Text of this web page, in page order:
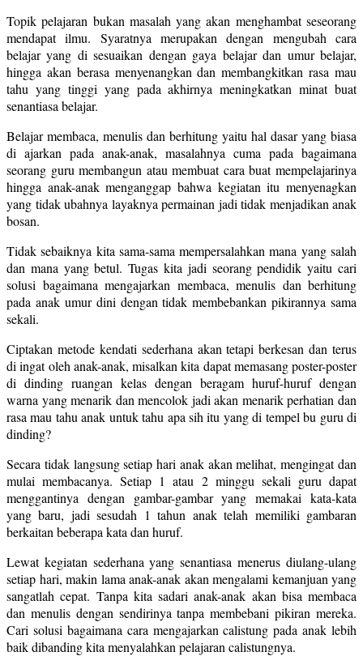
Topik pelajaran bukan masalah yang akan menghambat seseorang
mendapat ilmu. Syaratnya merupakan dengan mengubah cara
belajar yang di sesuaikan dengan gaya belajar dan umur belajar,
hingga akan berasa menyenangkan dan membangkitkan rasa mau
tahu yang tinggi yang pada akhirnya meningkatkan minat buat
senantiasa belajar.
Belajar membaca, menulis dan berhitung yaitu hal dasar yang biasa
di ajarkan pada anak-anak, masalahnya cuma pada bagaimana
seorang guru membangun atau membuat cara buat mempelajarinya
hingga anak-anak menganggap bahwa kegiatan itu menyenagkan
yang tidak ubahnya layaknya permainan jadi tidak menjadikan anak
bosan.
Tidak sebaiknya kita sama-sama mempersalahkan mana yang salah
dan mana yang betul. Tugas kita jadi seorang pendidik yaitu cari
solusi bagaimana mengajarkan membaca, menulis dan berhitung
pada anak umur dini dengan tidak membebankan pikirannya sama
sekali.
Ciptakan metode kendati sederhana akan tetapi berkesan dan terus
di ingat oleh anak-anak, misalkan kita dapat memasang poster-poster
di dinding ruangan kelas dengan beragam huruf-huruf dengan
warna yang menarik dan mencolok jadi akan menarik perhatian dan
rasa mau tahu anak untuk tahu apa sih itu yang di tempel bu guru di
dinding?
Secara tidak langsung setiap hari anak akan melihat, mengingat dan
mulai membacanya. Setiap 1 atau 2 minggu sekali guru dapat
menggantinya dengan gambar-gambar yang memakai kata-kata
yang baru, jadi sesudah 1 tahun anak telah memiliki gambaran
berkaitan beberapa kata dan huruf.
Lewat kegiatan sederhana yang senantiasa menerus diulang-ulang
setiap hari, makin lama anak-anak akan mengalami kemanjuan yang
sangatlah cepat. Tanpa kita sadari anak-anak akan bisa membaca
dan menulis dengan sendirinya tanpa membebani pikiran mereka.
Cari solusi bagaimana cara mengajarkan calistung pada anak lebih
baik dibanding kita menyalahkan pelajaran calistungnya.